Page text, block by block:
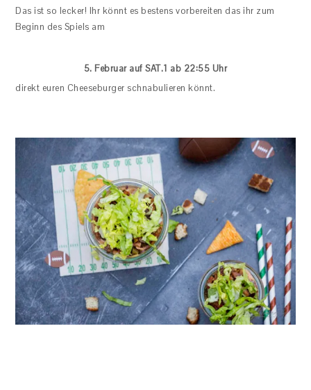
Das ist so lecker! Ihr könnt es bestens vorbereiten das ihr zum
Beginn des Spiels am
5. Februar auf SAT.1 ab 22:55 Uhr
direkt euren Cheeseburger schnabulieren könnt.